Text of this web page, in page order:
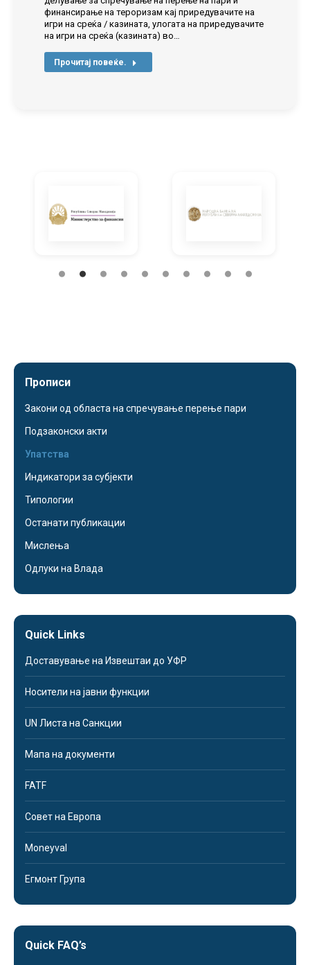
финансирање на тероризам кај приредувачите на
игри на среќа / казината, улогата на приредувачите
на игри на среќа (казината) во…
Прочитај повеќе.
Прописи
Закони од областа на спречување перење пари
Подзаконски акти
Упатства
Индикатори за субјекти
Типологии
Останати публикации
Мислења
Одлуки на Влада
Quick Links
Доставување на Извештаи до УФР
Носители на јавни функции
UN Листа на Санкции
Мапа на документи
FATF
Совет на Европа
Moneyval
Егмонт Група
Quick FAQ’s